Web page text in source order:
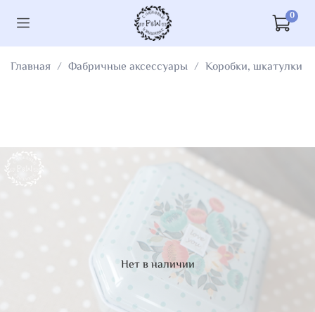
0
Главная Фабричные аксессуары Коробки, шкатулки
Нет в наличии